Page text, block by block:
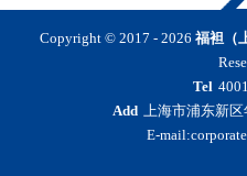
Copyright © 2017 - 2026 福袒（
Tel
Add 上海市浦东新
E-